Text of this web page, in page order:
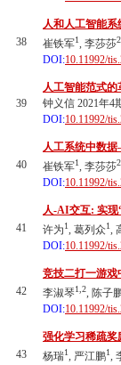
38
人和人工智能
崔铁军1, 李莎莎2
DOI:10.11992/
39
人工智能范式
钟义信 2021年4
DOI:10.11992/
40
人工系统中数据
崔铁军1, 李莎莎2
DOI:10.11992/
41
人-AI交互: 实现
许为1, 葛列众1,
DOI:10.11992/
42
竞技二打一游戏
李淑琴1,2, 陈子
DOI:10.11992/
43
强化学习稀疏
杨瑞1, 严江鹏1,